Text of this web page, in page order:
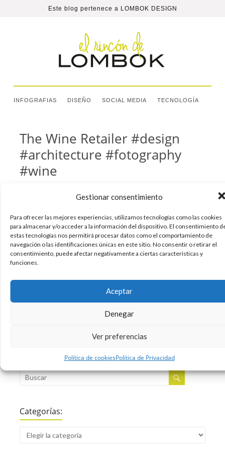
Gestionar consentimiento
Para ofrecer las mejores experiencias, utilizamos tecnologías como las cookies
para almacenar y/o acceder a la información del dispositivo. El consentimiento
estas tecnologías nos permitirá procesar datos como el comportamiento de
navegación o las identificaciones únicas en este sitio. No consentir o retirar el
consentimiento, puede afectar negativamente a ciertas características y
funciones.
Aceptar
Denegar
Ver preferencias
Política de cookiesPolítica de Privacidad
Este blog pertenece a LOMBOK DESIGN
INFOGRAFIAS DISEÑO SOCIAL MEDIA TECNOLOGÍA
The Wine Retailer #design
#architecture #fotography
#wine
Anyone who has ever designed food and
stand out in the crowded sameness of food
stores. This difficulty is magnified in the wine
category. You must, in essence, express the
wine’s distinctive qualities in the tiny space of the
02/11/2012 Arquitectura,Diseño,Fotografia
Leer más
Categorías: